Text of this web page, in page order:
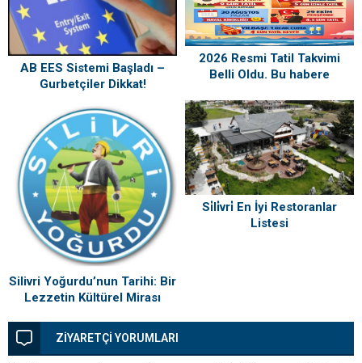
AB EES Sistemi Başladı –
Gurbetçiler Dikkat!
2026 Resmi Tatil Takvimi
Belli Oldu. Bu habere
Silivri Yoğurdu’nun Tarihi: Bir
Lezzetin Kültürel Mirası
Si̇li̇vri̇ En İyi Restoranlar
Listesi
ZİYARETÇİ YORUMLARI